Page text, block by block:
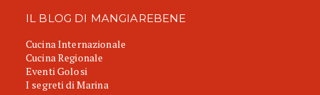
IL BLOG DI MANGIAREBENE
Cucina Internazionale
Cucina Regionale
Eventi Golosi
I segreti di Marina